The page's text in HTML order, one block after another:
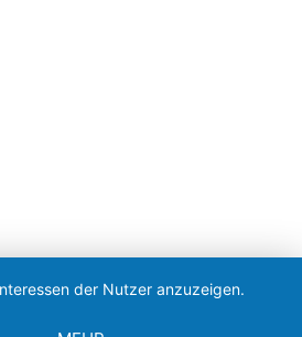
der Nutzer anzuzeigen.